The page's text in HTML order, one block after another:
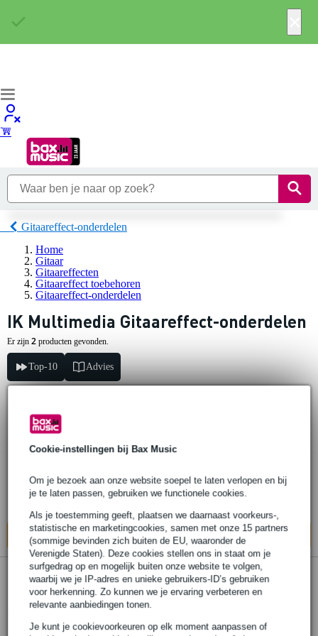
Cookie-instellingen bij Bax Music
Om je bezoek aan onze website soepel te laten verlopen en bij
je te laten passen, gebruiken we functionele cookies.
Als je toestemming geeft, plaatsen we daarnaast voorkeurs-,
statistische en marketingcookies, samen met onze 15 partners
(sommige bevinden zich buiten de EU, waaronder de
Verenigde Staten). Deze cookies stellen ons in staat om je
surfgedrag op en mogelijk buiten onze website te volgen,
waarbij we je IP-adres en unieke gebruikers-ID’s gebruiken
voor herkenning. Zo kunnen we je ervaring verbeteren en
relevante aanbiedingen tonen.
Je kunt je cookievoorkeuren op elk moment aanpassen of
Gitaareffect-onderdelen
Home
Gitaar
Gitaareffecten
Gitaareffect toebehoren
Gitaareffect-onderdelen
IK Multimedia Gitaareffect-onderdelen
Er zijn 2 producten gevonden.
Top-10 Advies
Mini-DIN kabel
Adviesprijs € 37,- € 31,-
In mijn winkelwagen
IK Multimedia Mini-DIN verlengkabel 2m
Adviesprijs € 53,- € 34,-